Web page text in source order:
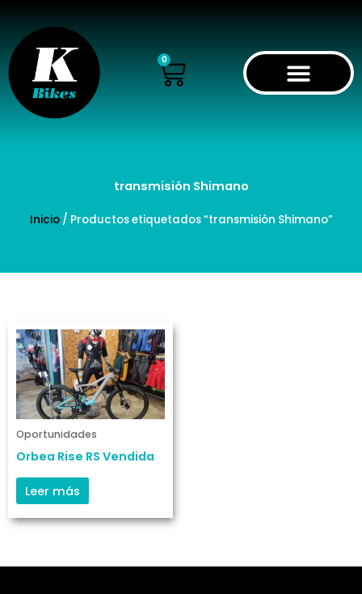
contenido
0
Cart
transmisión Shimano
Inicio/ Productos etiquetados “transmisión Shimano”
Oportunidades
Orbea Rise RS Vendida
Leer más